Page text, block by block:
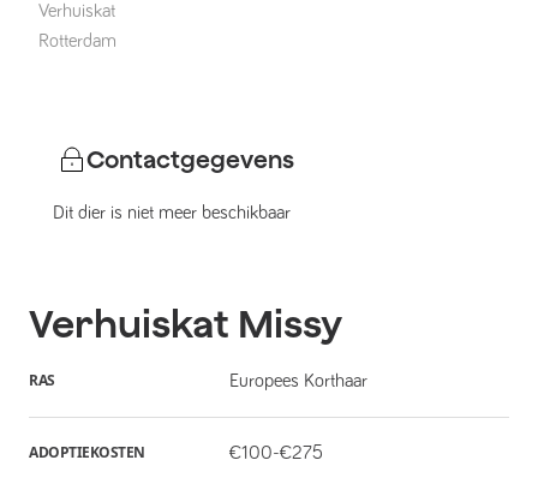
Verhuiskat
Rotterdam
Contactgegevens
Dit dier is niet meer beschikbaar
Verhuiskat Missy
RAS Europees Korthaar
ADOPTIEKOSTEN €100-€275